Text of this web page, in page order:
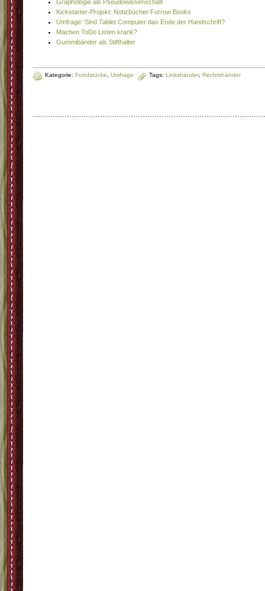
Graphologie als Pseudowissenschaft
Kickstarter-Projekt: Notizbücher Furrow Books
Umfrage: Sind Tablet Computer das Ende der Handschrift?
Machen ToDo Listen krank?
Gummibänder als Stifthalter
Kategorie: Fundstücke Umfrage Tags: Linkshänder, Rechtshänder